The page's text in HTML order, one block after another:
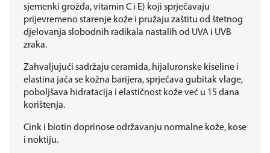
sjemenki grožđa, vitamin C i E) koji sprječavaju
prijevremeno starenje kože i pružaju zaštitu od štetnog
djelovanja slobodnih radikala nastalih od UVA i UVB
zraka.
Zahvaljujući sadržaju ceramida, hijaluronske kiseline i
elastina jača se kožna barijera, sprječava gubitak vlage,
poboljšava hidratacija i elastičnost kože već u 15 dana
korištenja.
Cink i biotin doprinose održavanju normalne kože, kose
i noktiju.